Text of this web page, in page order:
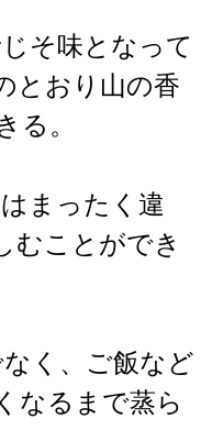
そ味となって
とおり山の香
る。
まったく違
むことができ
く、ご飯など
なるまで蒸ら